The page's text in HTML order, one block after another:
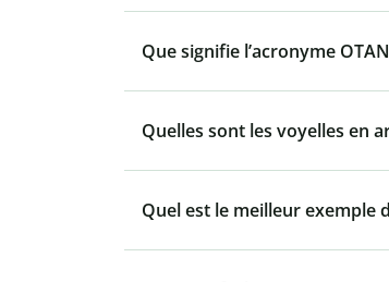
Que signifie l’acronyme
Quelles sont les voyelles en
Quel est le meilleur exemple